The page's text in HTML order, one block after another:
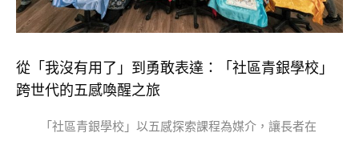
從「我沒有用了」到勇敢表達：「社區青銀學校」
跨世代的五感喚醒之旅
「社區青銀學校」以五感探索課程為媒介，讓長者在